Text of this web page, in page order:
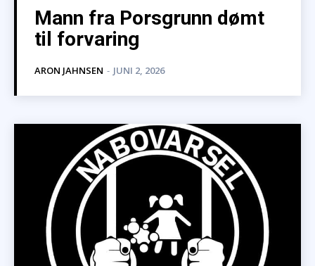
Mann fra Porsgrunn dømt
til forvaring
ARON JAHNSEN - JUNI 2, 2026